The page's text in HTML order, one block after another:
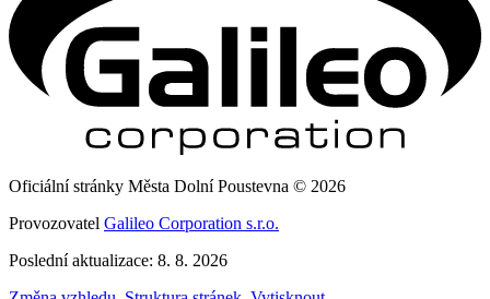
Oficiální stránky Města Dolní Poustevna © 2026
Provozovatel Galileo Corporation s.r.o.
Poslední aktualizace: 8. 8. 2026